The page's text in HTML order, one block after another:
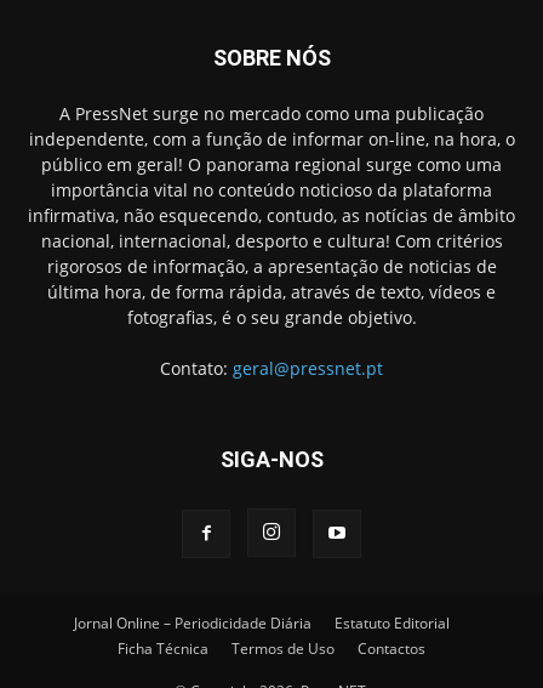
SOBRE NÓS
A PressNet surge no mercado como uma publicação
independente, com a função de informar on-line, na hora, o
público em geral! O panorama regional surge como uma
importância vital no conteúdo noticioso da plataforma
infirmativa, não esquecendo, contudo, as notícias de âmbito
nacional, internacional, desporto e cultura! Com critérios
rigorosos de informação, a apresentação de noticias de
última hora, de forma rápida, através de texto, vídeos e
fotografias, é o seu grande objetivo.
Contato: geral@pressnet.pt
SIGA-NOS
Jornal Online – Periodicidade Diária
Estatuto Editorial
Ficha Técnica
Termos de Uso Contactos